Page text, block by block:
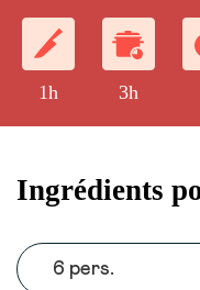
1h 3h
Ingrédients
6 pers.